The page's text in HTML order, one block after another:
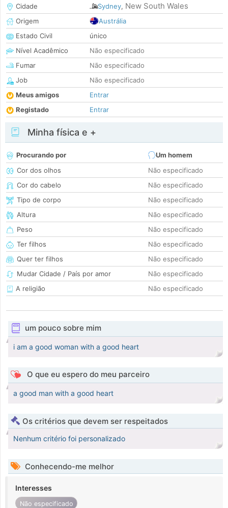
Cidade
Sydney, New South Wales
Origem
Austrália
Estado Civil
único
Nível Acadêmico
Não especificado
Fumar
Não especificado
Job
Não especificado
Meus amigos
Entrar
Registado
Entrar
Minha física e +
Procurando por
Um homem
Cor dos olhos
Não especificado
Cor do cabelo
Não especificado
Tipo de corpo
Não especificado
Altura
Não especificado
Peso
Não especificado
Ter filhos
Não especificado
Quer ter filhos
Não especificado
Mudar Cidade / País por amor
Não especificado
A religião
Não especificado
um pouco sobre mim
i am a good woman with a good heart
O que eu espero do meu parceiro
a good man with a good heart
Os critérios que devem ser respeitados
Nenhum critério foi personalizado
Conhecendo-me melhor
Interesses
Não especificado